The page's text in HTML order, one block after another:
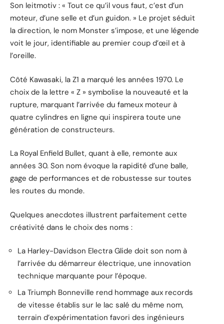
Son leitmotiv : « Tout ce qu’il vous faut, c’est d’un
moteur, d’une selle et d’un guidon. » Le projet séduit
la direction, le nom Monster s’impose, et une légende
voit le jour, identifiable au premier coup d’œil et à
l’oreille.
Côté Kawasaki, la Z1 a marqué les années 1970. Le
choix de la lettre « Z » symbolise la nouveauté et la
rupture, marquant l’arrivée du fameux moteur à
quatre cylindres en ligne qui inspirera toute une
génération de constructeurs.
La Royal Enfield Bullet, quant à elle, remonte aux
années 30. Son nom évoque la rapidité d’une balle,
gage de performances et de robustesse sur toutes
les routes du monde.
Quelques anecdotes illustrent parfaitement cette
créativité dans le choix des noms :
La Harley-Davidson Electra Glide doit son nom à
l’arrivée du démarreur électrique, une innovation
technique marquante pour l’époque.
La Triumph Bonneville rend hommage aux records
de vitesse établis sur le lac salé du même nom,
terrain d’expérimentation favori des ingénieurs